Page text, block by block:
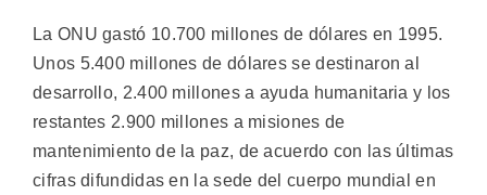
La ONU gastó 10.700 millones de dólares en 1995.
Unos 5.400 millones de dólares se destinaron al
desarrollo, 2.400 millones a ayuda humanitaria y los
restantes 2.900 millones a misiones de
mantenimiento de la paz, de acuerdo con las últimas
cifras difundidas en la sede del cuerpo mundial en